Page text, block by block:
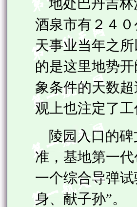
地处巴丹吉林
酒泉市有２４
天事业当年之
的是这里地势
象条件的天数
观上也注定了
陵园入口的碑
准，基地第一
一个综合导弹
身、献子孙”。